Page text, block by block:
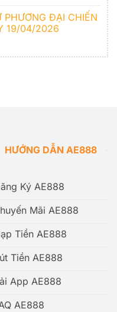
ĐẠI CHIẾN
19/04/2026
HƯỚNG DẪN AE888
Ký AE888
Mãi AE888
Tiền AE888
Tiền AE888
App AE888
AE888